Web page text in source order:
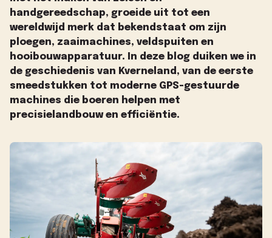
handgereedschap, groeide uit tot een
wereldwijd merk dat bekendstaat om zijn
ploegen, zaaimachines, veldspuiten en
hooibouwapparatuur. In deze blog duiken we in
de geschiedenis van Kverneland, van de eerste
smeedstukken tot moderne GPS-gestuurde
machines die boeren helpen met
precisielandbouw en efficiëntie.